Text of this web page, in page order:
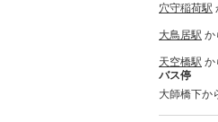
穴守稲荷駅
大鳥居駅 か
天空橋駅 か
バス停
大師橋下か